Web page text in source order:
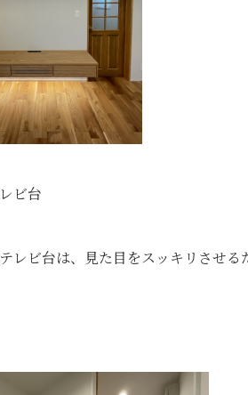
ビ台
レビ台は、見た目をスッキリさせる